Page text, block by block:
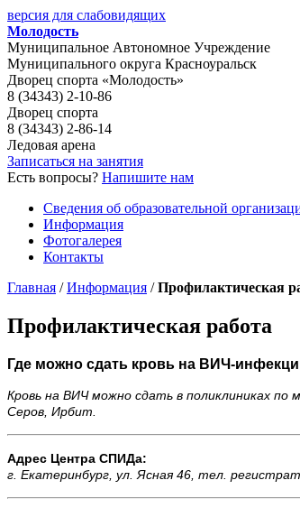
версия для слабовидящих
Молодость
Муниципальное Автономное Учреждение
Муниципального округа Красноуральск
Дворец спорта «Молодость»
8 (34343) 2-10-86
Дворец спорта
8 (34343) 2-86-14
Ледовая арена
Записаться на занятия
Есть вопросы? Напишите нам
Сведения об образовательной
Информация
Фотогалерея
Контакты
Главная /Информация /Профилактическая
Профилактическая работа
Где можно сдать кровь на ВИЧ-
Кровь на ВИЧ можно сдать в поликлиниках по
Серов, Ирбит.
Адрес Центра СПИДа:
г. Екатеринбург, ул. Ясная 46, тел.